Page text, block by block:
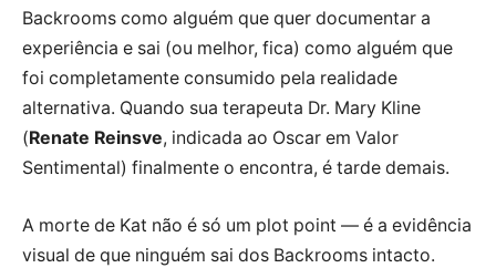
Backrooms como alguém que quer documentar a
experiência e sai (ou melhor, fica) como alguém que
foi completamente consumido pela realidade
alternativa. Quando sua terapeuta Dr. Mary Kline
(Renate Reinsve, indicada ao Oscar em Valor
Sentimental) finalmente o encontra, é tarde demais.
A morte de Kat não é só um plot point — é a evidência
visual de que ninguém sai dos Backrooms intacto.